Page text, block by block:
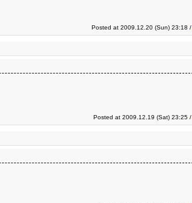
Posted at 2009.12.20 (Sun) 23:18 /
Posted at 2009.12.19 (Sat) 23:25 /